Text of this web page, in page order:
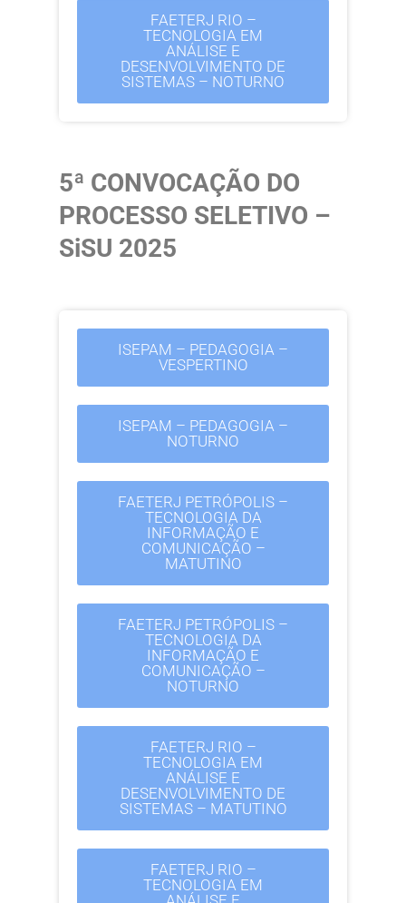
FAETERJ RIO –
TECNOLOGIA EM
ANÁLISE E
DESENVOLVIMENTO DE
SISTEMAS – NOTURNO
5ª CONVOCAÇÃO DO
PROCESSO SELETIVO –
SiSU 2025
ISEPAM – PEDAGOGIA –
VESPERTINO
ISEPAM – PEDAGOGIA –
NOTURNO
FAETERJ PETRÓPOLIS –
TECNOLOGIA DA
INFORMAÇÃO E
COMUNICAÇÃO –
MATUTINO
FAETERJ PETRÓPOLIS –
TECNOLOGIA DA
INFORMAÇÃO E
COMUNICAÇÃO –
NOTURNO
FAETERJ RIO –
TECNOLOGIA EM
ANÁLISE E
DESENVOLVIMENTO DE
SISTEMAS – MATUTINO
FAETERJ RIO –
TECNOLOGIA EM